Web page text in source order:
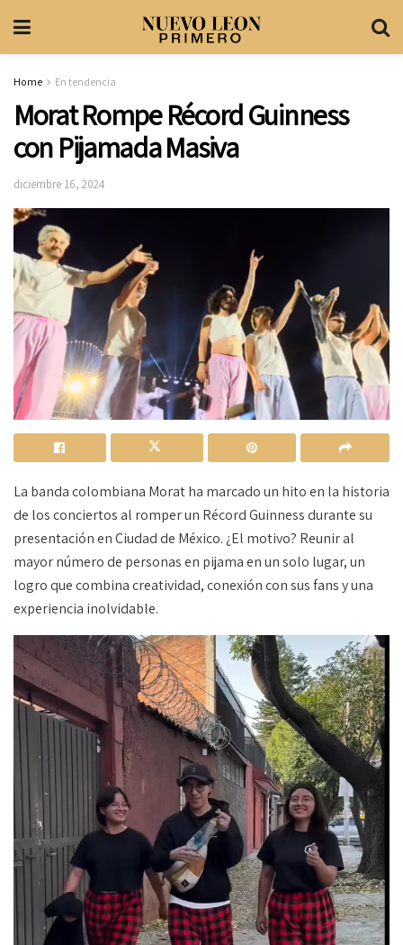
Home En tendencia
Morat Rompe Récord Guinness
con Pijamada Masiva
diciembre 16, 2024
La banda colombiana Morat ha marcado un hito en la historia
de los conciertos al romper un Récord Guinness durante su
presentación en Ciudad de México. ¿El motivo? Reunir al
mayor número de personas en pijama en un solo lugar, un
logro que combina creatividad, conexión con sus fans y una
experiencia inolvidable.